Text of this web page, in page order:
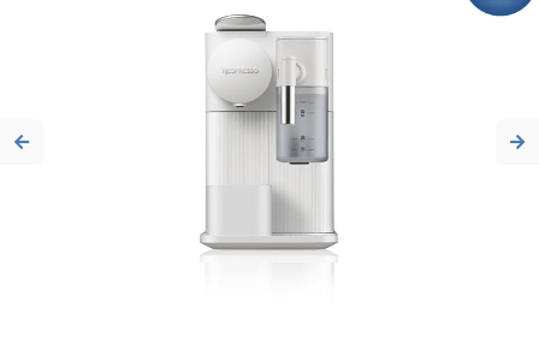
Previous